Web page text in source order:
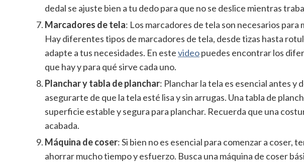
dedal se ajuste bien a tu dedo para que no se deslice mientras
Marcadores de tela: Los marcadores de tela son necesarios
Hay diferentes tipos de marcadores de tela, desde tizas hasta
adapte a tus necesidades. En estevideopuedes encontrar los
que hay y para qué sirve cada uno.
Planchar y tabla de planchar: Planchar la tela es esencial antes y
asegurarte de que la tela esté lisa y sin arrugas. Una tabla de
superficie estable y segura para planchar. Recuerda que una
acabada.
Máquina de coser: Si bien no es esencial para comenzar a coser,
ahorrar mucho tiempo y esfuerzo. Busca una máquina de coser